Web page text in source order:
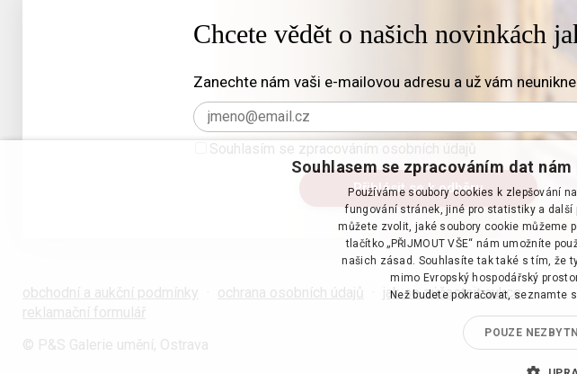
Chcete vědět o našich novinkách
Zanechte nám vaši e-mailovou adresu a už vám
Souhlasím se zpracováním osobních údajů
obchodní a aukční podmínky · ochrana osobních údajů · jak se zúčastnit aukce ·
reklamační formulář
© P&S Galerie umění, Ostrava
Souhlasem se zpracováním dat
Používáme soubory cookies k zlepšování
fungování stránek, jiné pro statistiky a další
můžete zvolit, jaké soubory cookie můžeme
tlačítko „PŘIJMOUT VŠE“ nám umožníte
našich zásad. Souhlasíte tak také s tím, že
mimo Evropský hospodářský
Než budete pokračovat, seznamte
POUZE